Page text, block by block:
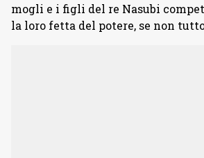
mogli e i figli del re Nasubi
la loro fetta del potere, se non